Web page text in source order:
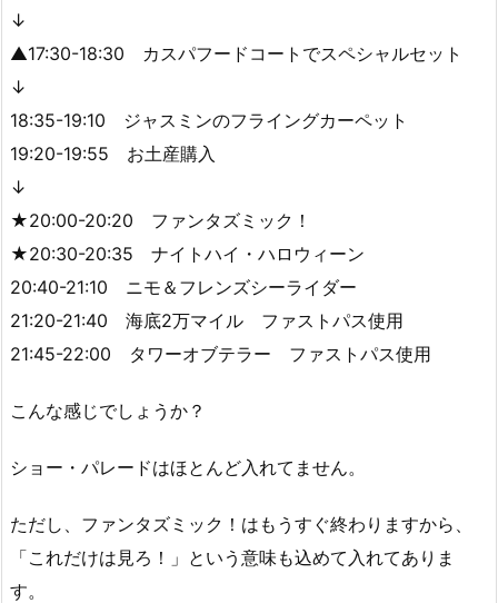
↓
▲17:30-18:30 カスパフードコートでスペシャルセット
↓
18:35-19:10 ジャスミンのフライングカーペット
19:20-19:55 お土産購入
↓
★20:00-20:20 ファンタズミック！
★20:30-20:35 ナイトハイ・ハロウィーン
20:40-21:10 ニモ＆フレンズシーライダー
21:20-21:40 海底2万マイル ファストパス使用
21:45-22:00 タワーオブテラー ファストパス使用
こんな感じでしょうか？
ショー・パレードはほとんど入れてません。
ただし、ファンタズミック！はもうすぐ終わりますから、
「これだけは見ろ！」という意味も込めて入れてありま
す。